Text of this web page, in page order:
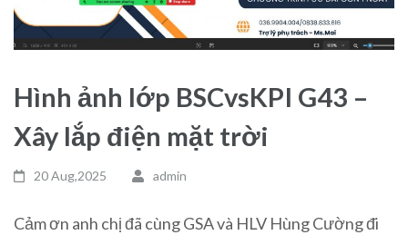
Hình ảnh lớp BSCvsKPI G43 –
Xây lắp điện mặt trời
20 Aug,2025 admin
Cảm ơn anh chị đã cùng GSA và HLV Hùng Cường đi